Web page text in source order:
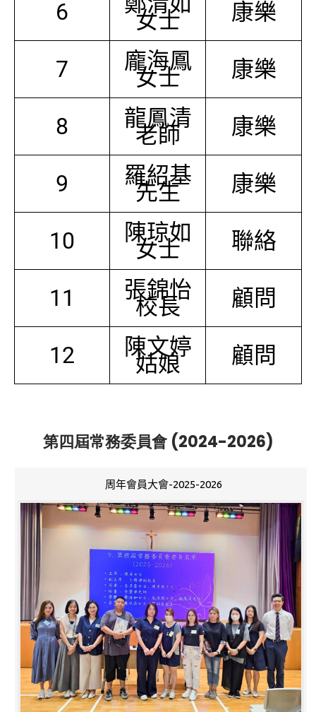
6 女士 康樂
7 龐海鳳
女士 康樂
8 龍鳳清
老師 康樂
9 羅紹基
先生 康樂
10 陳琼如
女士 聯絡
11 張錦怡
校長 顧問
12 陳文婷
姑娘 顧問
第四屆常務委員會 (2024-2026)
周年會員大會-2025-2026